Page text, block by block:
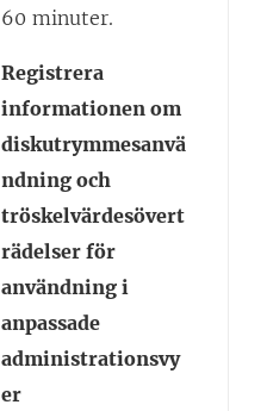
60 minuter.
Registrera
informationen om
diskutrymmesanvä
ndning och
tröskelvärdesövert
rädelser för
användning i
anpassade
administrationsvy
er